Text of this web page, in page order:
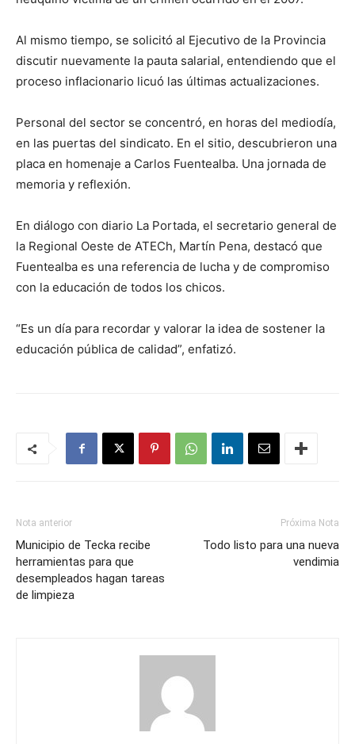
Al mismo tiempo, se solicitó al Ejecutivo de la Provincia
discutir nuevamente la pauta salarial, entendiendo que el
proceso inflacionario licuó las últimas actualizaciones.
Personal del sector se concentró, en horas del mediodía,
en las puertas del sindicato. En el sitio, descubrieron una
placa en homenaje a Carlos Fuentealba. Una jornada de
memoria y reflexión.
En diálogo con diario La Portada, el secretario general de
la Regional Oeste de ATECh, Martín Pena, destacó que
Fuentealba es una referencia de lucha y de compromiso
con la educación de todos los chicos.
“Es un día para recordar y valorar la idea de sostener la
educación pública de calidad”, enfatizó.
Nota anterior
Municipio de Tecka recibe
herramientas para que
desempleados hagan tareas
de limpieza
Próxima Nota
Todo listo para una nueva
vendimia